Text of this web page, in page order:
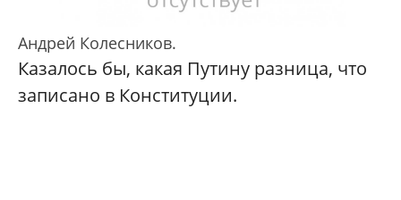
Андрей Колесников.
Казалось бы, какая Путину разница, что
записано в Конституции.